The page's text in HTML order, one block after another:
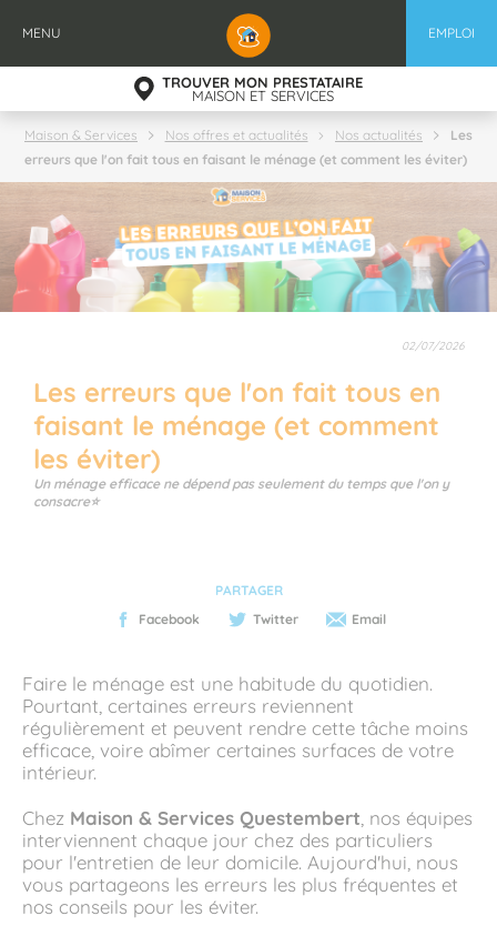
MENU EMPLOI
TROUVER MON PRESTATAIRE
MAISON ET SERVICES
Maison & Services Nos offres et actualités Nos actualités
Les
erreurs que l'on fait tous en faisant le ménage (et comment les éviter)
02/07/2026
Les erreurs que l'on fait tous en
faisant le ménage (et comment
les éviter)
Un ménage efficace ne dépend pas seulement du temps que l'on y
consacre⭐
PARTAGER
Facebook
Twitter Email
Faire le ménage est une habitude du quotidien.
Pourtant, certaines erreurs reviennent
régulièrement et peuvent rendre cette tâche moins
efficace, voire abîmer certaines surfaces de votre
intérieur.
Chez Maison & Services Questembert, nos équipes
interviennent chaque jour chez des particuliers
pour l'entretien de leur domicile. Aujourd'hui, nous
vous partageons les erreurs les plus fréquentes et
nos conseils pour les éviter.